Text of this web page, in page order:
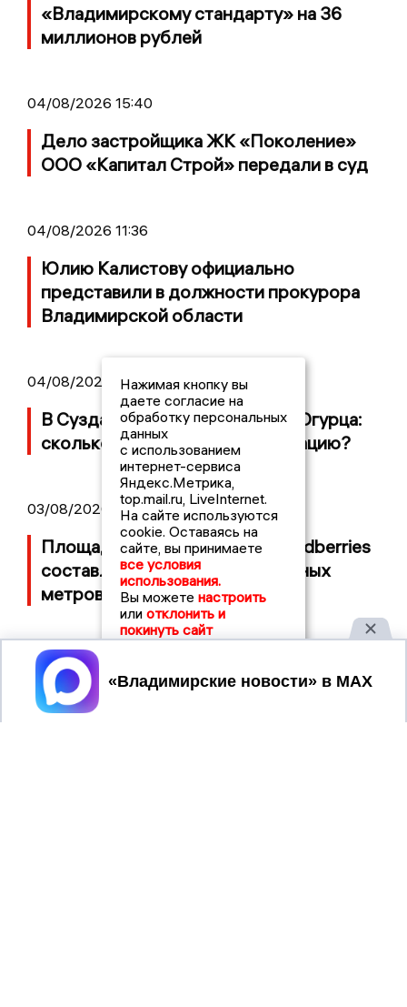
«Владимирскому стандарту» на 36
миллионов рублей
04/08/2026 15:40
Дело застройщика ЖК «Поколение»
ООО «Капитал Строй» передали в суд
04/08/2026 11:36
Юлию Калистову официально
представили в должности прокурора
Владимирской области
04/08/2026 09:01
В Суздале прошёл Фестиваль Огурца:
сколько потратили на организацию?
03/08/2026 14:13
Площадь пожара на складе Wildberries
составляет 100 тысяч квадратных
метров
Нажимая кнопку вы
даете согласие на
обработку персональных
данных
с использованием
интернет-сервиса
Яндекс.Метрика,
top.mail.ru, LiveInternet.
На сайте используются
cookie. Оставаясь на
сайте, вы принимаете
все условия
использования.
Вы можете настроить
или отклонить и
покинуть сайт
Принять